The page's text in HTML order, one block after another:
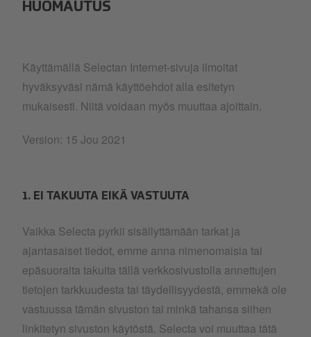
HUOMAUTUS
Käyttämällä Selectan Internet-sivuja ilmoitat
hyväksyväsi nämä käyttöehdot alla esitetyn
mukaisesti. Niitä voidaan myös muuttaa ajoittain.
Version: 15 Jou 2021
1. EI TAKUUTA EIKÄ VASTUUTA
Vaikka Selecta pyrkii sisällyttämään tarkat ja
ajantasaiset ​​tiedot, emme anna nimenomaisia ​​tai
epäsuoraita takuita tällä verkkosivustolla annettujen
tietojen tarkkuudesta tai täydellisyydestä, emmekä ole
vastuussa tämän sivuston tai minkä tahansa siihen
linkitetyn sivuston käytöstä. Selecta voi muuttaa tätä